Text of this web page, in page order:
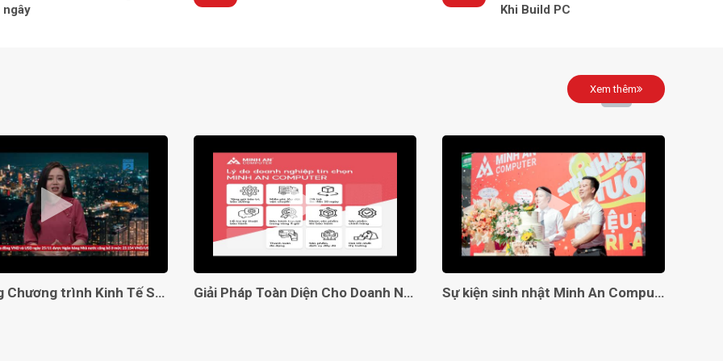
ngây
Khi Build PC
Xem thêm
Lên sóng Chương trình Kinh Tế Số VTC2 Giải Pháp Toàn Diện Cho Doanh Nghiệp Với Minh An Computer! Sự kiện sinh nhật Minh An Computer 8 tuổi